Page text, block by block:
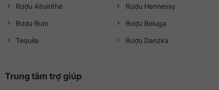
Rượu Absinthe
Rượu Rum
Tequila
Rượu Hennessy
Rượu Beluga
Rượu Danzka
Trung tâm trợ giúp